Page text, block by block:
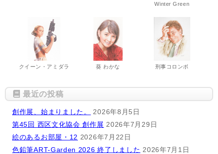
Winter Green
クイーン・アミダラ 葵 わかな 刑事コロンボ
最近の投稿
創作展、始まりました。
2026年8月5日
第45回 西区文化協会 創作展 2026年7月29日
絵のあるお部屋・12 2026年7月22日
色鉛筆ART-Garden 2026 終了しました 2026年7月1日